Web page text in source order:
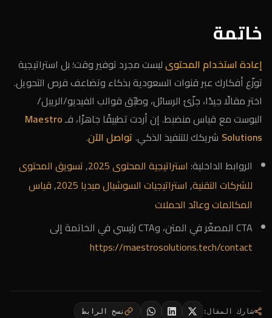
خاتمة
إعادة استخدام المحتوىليست مجرد توفير وقت؛ بل استراتيجية
توزّع أفكارك عبر قنوات السعودية بذكاء وتضاعف فرص التحويل.
اختر مقالًا جيدًا، جزّئ الرسائل، وطبّق قوالب الفيديو/الرييل/
البوست مع قياس منضبط. إن أردت تطبيقًا جاهزًا، فـMaestro
Solutions شريكك للتنفيذ الذكي.تواصل الآن.
الروابط الداخلية: استراتيجية المحتوى 2025 ,تسويق المحتوى
للشركات التقنية, استراتيجيات السوشيال ميديا 2025 ,قياس
المكالمات وعائد الحملات
CTA المصغّر في المتن، وCTA رئيسي في الخاتمة إلى
https://maestrosolutions.tech/contact
شارك المقال: نسخ الرابط